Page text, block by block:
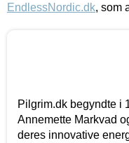
EndlessNordic.dk, som
Pilgrim.dk begyndte i
Annemette Markvad
deres innovative